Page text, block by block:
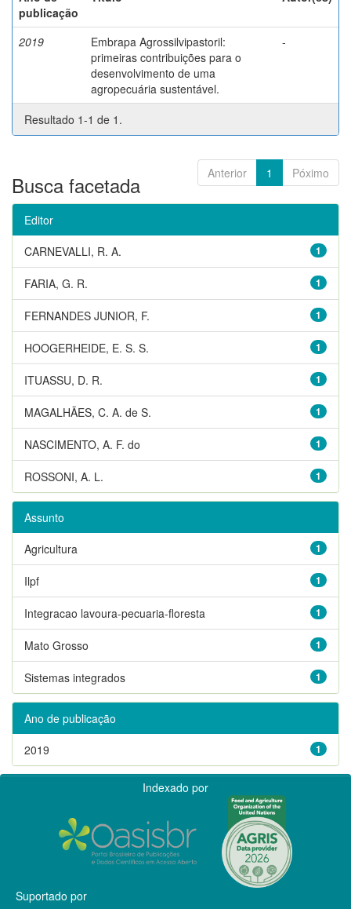
publicação
2019
Embrapa Agrossilvipastoril:
primeiras contribuições para o
desenvolvimento de uma
agropecuária sustentável.
-
Resultado 1-1 de 1.
Anterior 1 Póximo
Busca facetada
Editor
1
CARNEVALLI, R. A.
1
FARIA, G. R.
1
FERNANDES JUNIOR, F.
1
HOOGERHEIDE, E. S. S.
1
ITUASSU, D. R.
1
MAGALHÃES, C. A. de S.
1
NASCIMENTO, A. F. do
1
ROSSONI, A. L.
Assunto
1
Agricultura
1
Ilpf
1
Integracao lavoura-pecuaria-floresta
1
Mato Grosso
1
Sistemas integrados
Ano de publicação
1
2019
Indexado por
Suportado por